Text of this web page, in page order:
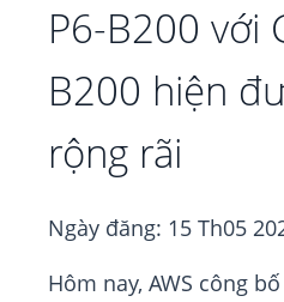
P6-B200 với
B200 hiện
rộng rãi
Ngày đăng: 15 Th05
Hôm nay, AWS công